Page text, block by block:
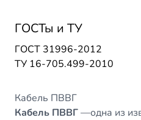
ГОСТы и ТУ
ГОСТ 31996-2012
ТУ 16-705.499-2010
Кабель ПВВГ
Кабель ПВВГ—одна из